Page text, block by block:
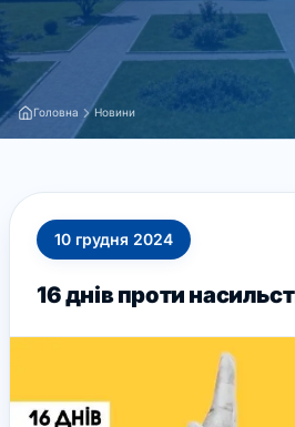
Головна Новини
10 грудня 2024
16 днів проти